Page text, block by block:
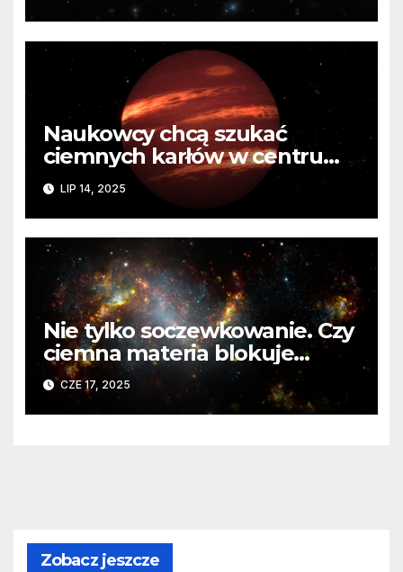
Naukowcy chcą szukać
ciemnych karłów w centrum
Drogi Mlecznej. Czym są te
obiekty?
LIP 14, 2025
Nie tylko soczewkowanie. Czy
ciemna materia blokuje
światło gwiazd?
CZE 17, 2025
Zobacz jeszcze